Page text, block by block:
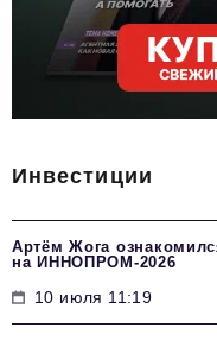
Инвестиции
Артём Жога
на ИННОПРОМ-2026
10 июля 11:19